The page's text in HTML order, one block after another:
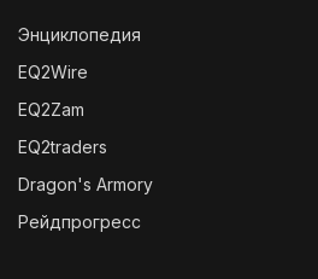
Энциклопедия
EQ2Wire
EQ2Zam
EQ2traders
Dragon's Armory
Рейдпрогресс